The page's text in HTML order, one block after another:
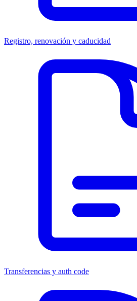
Registro, renovación y caducidad
Transferencias y auth code